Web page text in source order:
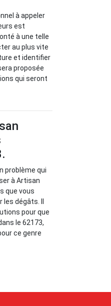
à appeler
est
à une telle
au plus vite
et identifier
proposée
qui seront
problème qui
à Artisan
que vous
dégâts. Il
pour que
le 62173,
ce genre